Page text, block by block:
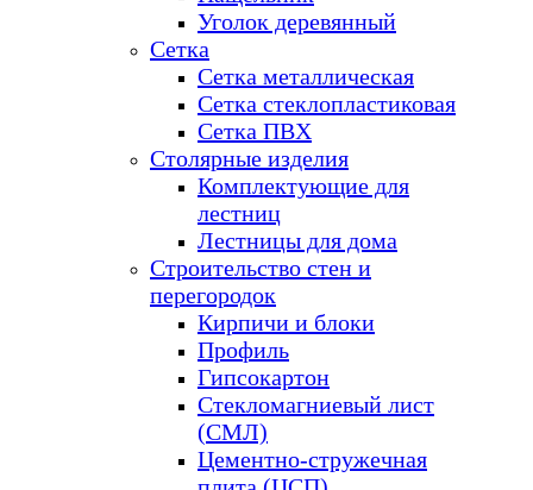
Уголок деревянный
Сетка
Сетка металлическая
Сетка стеклопластиковая
Сетка ПВХ
Столярные изделия
Комплектующие для
лестниц
Лестницы для дома
Строительство стен и
перегородок
Кирпичи и блоки
Профиль
Гипсокартон
Стекломагниевый лист
(СМЛ)
Цементно-стружечная